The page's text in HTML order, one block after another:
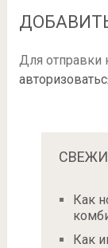
Для отправки
Как
Как